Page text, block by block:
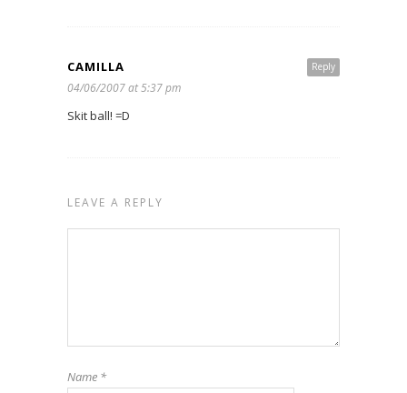
Reply
CAMILLA
04/06/2007 at 5:37 pm
Skit ball! =D
LEAVE A REPLY
Name *